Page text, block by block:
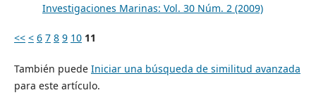
Investigaciones Marinas: Vol. 30 Núm. 2 (2009)
<< < 6 7 8 9 10 11
También puede Iniciar una búsqueda de similitud avanzada
para este artículo.